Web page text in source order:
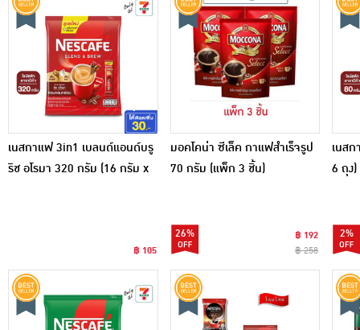
เนสกาแฟ 3in1 เบลนด์แอนด์บรู
ริช อโรมา 320 กรัม (16 กรัม x
฿ 105
มอคโคน่า ซีเล็ค กาแฟสำเร็จรูป
70 กรัม (แพ็ก 3 ชิ้น)
26%
฿ 192
฿ 258
เนส
6 ถุง)
2%